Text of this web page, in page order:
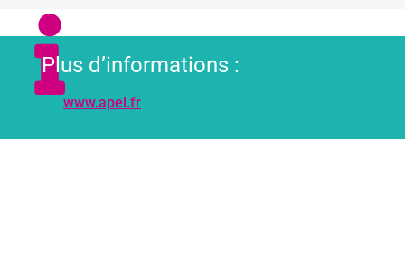
Plus d’informations :
www.apel.fr